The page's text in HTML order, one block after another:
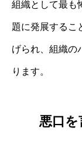
組織として最も
題に発展するこ
げられ、組織の
ります。
悪口